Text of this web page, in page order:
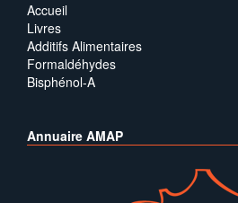
Accueil
Livres
Additifs Alimentaires
Formaldéhydes
Bisphénol-A
Annuaire AMAP